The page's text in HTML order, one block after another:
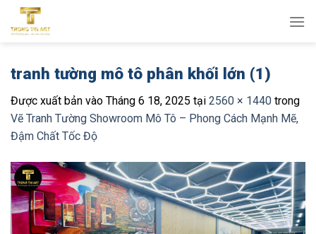
qua
tranh tường mô tô phân khối lớn (1)
Được xuất bản vào Tháng 6 18, 2025 tại 2560 × 1440 trong
Vẽ Tranh Tường Showroom Mô Tô – Phong Cách Mạnh Mẽ,
Đậm Chất Tốc Độ